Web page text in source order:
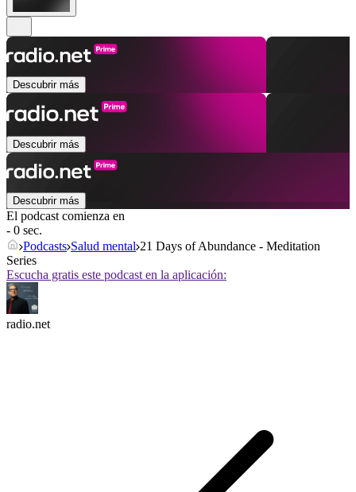
Descubrir más
Descubrir más
Descubrir más
El podcast comienza en
- 0 sec.
Podcasts Salud mental 21 Days of Abundance - Meditation
Series
Escucha gratis este podcast en la aplicación:
radio.net